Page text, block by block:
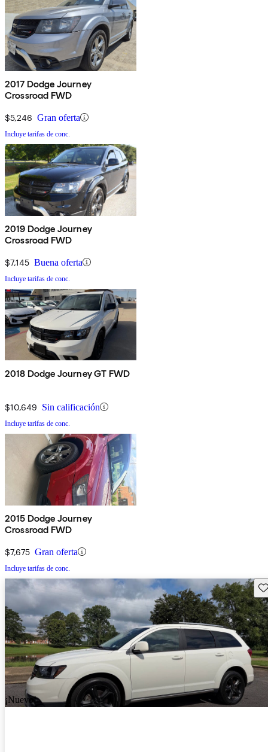
2017 Dodge Journey
Crossroad FWD
$5,246 Gran oferta
Incluye tarifas de conc.
2019 Dodge Journey
Crossroad FWD
$7,145 Buena oferta
Incluye tarifas de conc.
2018 Dodge Journey GT FWD
$10,649 Sin calificación
Incluye tarifas de conc.
2015 Dodge Journey
Crossroad FWD
$7,675 Gran oferta
Incluye tarifas de conc.
¡Nuevo!